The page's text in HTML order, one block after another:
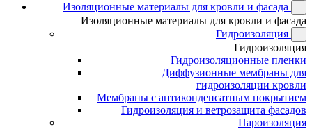
Изоляционные материалы для кровли и фасада
Изоляционные материалы для кровли и фасада
Гидроизоляция
Гидроизоляция
Гидроизоляционные пленки
Диффузионные мембраны для
гидроизоляции кровли
Мембраны с антиконденсатным покрытием
Гидроизоляция и ветрозащита фасадов
Пароизоляция